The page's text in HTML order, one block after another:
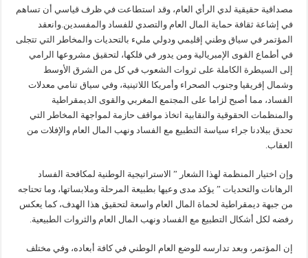
مصداقية حقيقية لدي الرأي العام، وقد استطاعت في ظرف قياسي أن تساهم
في إشاعة ثقافة حماية المال العام والتصدي للفساد والمفسدين.وانعقد
المؤتمر في سياق وطني إقليمي ودولي مليء بالتحديات والمخاطر التي تتجلى
في أطماع القوى الإمبريالية ومن يدور في فلكها، لتحقيق مشروعها الرامي
إلى السيطرة الكاملة على ثروات الشعوب في كل من الشرق الأوسط
وشمال إفريقيا وجنوب الصحراء وأمريكا اللاتينية، وفي سياق تنامي معدلات
الفساد، مما أصبح لزاما على المجتمع المغربي والقوى الديمقراطية
والمنظمات الحقوقية والنقابية اتخاذ مواقف حازمة لمواجهة المخاطر التي
تحدق ببلادنا جراء سياسة التطبيع مع الفساد ونهب المال العام والإفلات من
العقاب.
وإن اختيار المنظمة لهذا الشعار ” الاستراتيجية الوطنية لمكافحة الفساد
الرهانات والتحديات ” يؤكد مدى وعيها بطبيعة المرحلة وملابساتها، وما تحتاجه
من جبهة ديمقراطية لحماة المال العام واسعة لتحقيق هذا الهدف، كما يعكس
رفضه لكل أشكال التطبيع مع الفساد ونهب المال العام والثروات الطبيعية.
إن المؤتمر، وبعد تدارسه للوضع العام الوطني في كافة أبعاده، وفي مختلف